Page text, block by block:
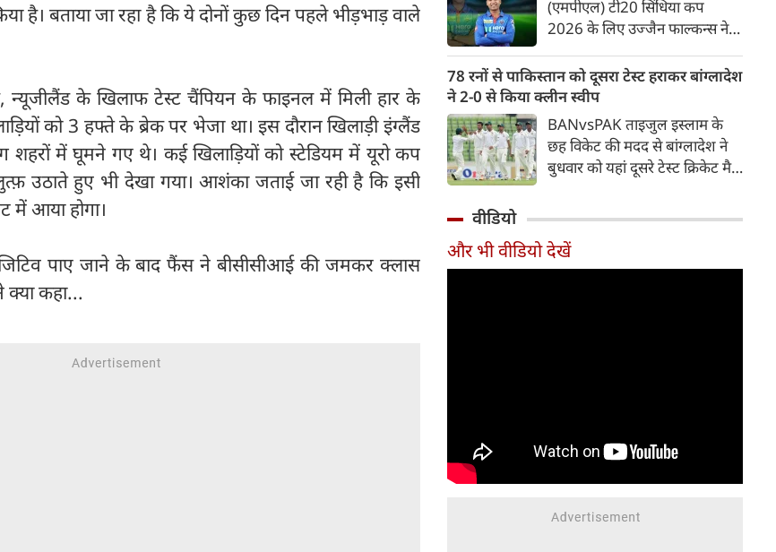
है। बताया जा रहा है कि ये दोनों कुछ दिन पहले भीड़भाड़ वाले
न्यूजीलैंड के खिलाफ टेस्ट चैंपियन के फाइनल में मिली हार के
को 3 हफ्ते के ब्रेक पर भेजा था। इस दौरान खिलाड़ी इंग्लैंड
में घूमने गए थे। कई खिलाड़ियों को स्टेडियम में यूरो कप
उठाते हुए भी देखा गया। आशंका जताई जा रही है कि इसी
में आया होगा।
पाए जाने के बाद फैंस ने बीसीसीआई की जमकर क्लास
कहा...
पर होंगी।
(एमपीएल) टी20 सिंधिया कप
2026 के लिए उज्जैन फाल्कन्स ने
जिसमें युवा ऑलराउंडर माधव तिवारी
सबसे बड़े आकर्षण के रूप में
उभरकर सामने आए हैं। इंडियन
प्रीमियर लीग में दिल्ली कैपिटल्स का
हिस्सा रहे माधव तिवारी इस समय
मध्य प्रदेश के सबसे चर्चित युवा
78 रनों से पाकिस्तान को दूसरा टेस्ट हराकर बांग्लादेश
ने 2-0 से किया क्लीन स्वीप
BANvsPAK ताइजुल इस्लाम के
छह विकेट की मदद से बांग्लादेश ने
बुधवार को यहां दूसरे टेस्ट क्रिकेट मैच
का पीछा करते हुए 358 रन पर
आउट हो गई। बांग्लादेश ने पहला
वीडियो
और भी वीडियो देखें